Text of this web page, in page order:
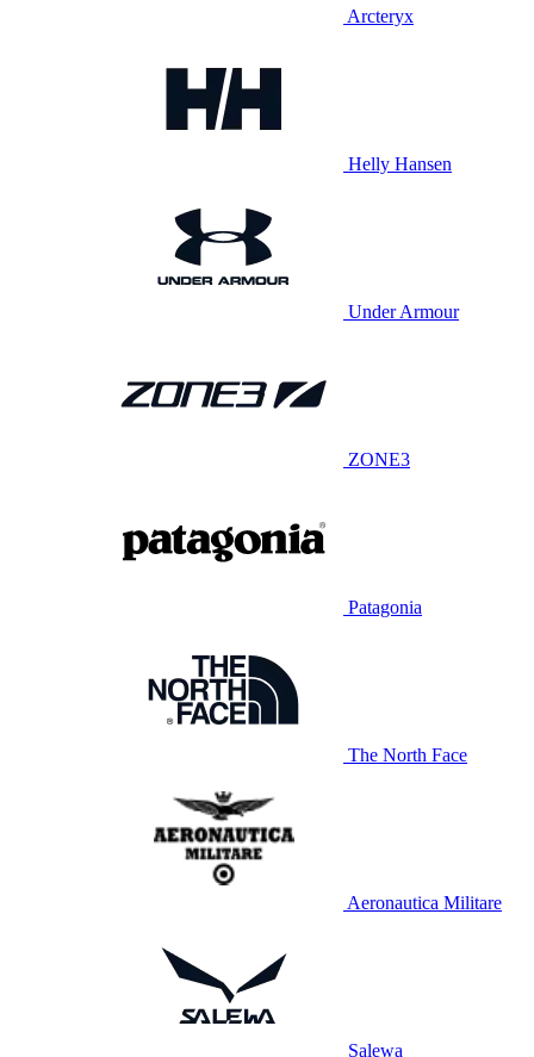
Arcteryx
Helly Hansen
Under Armour
ZONE3
Patagonia
The North Face
Aeronautica Militare
Salewa